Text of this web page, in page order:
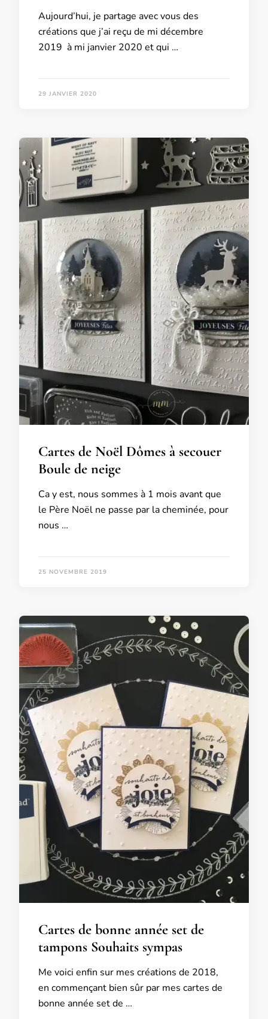
Aujourd’hui, je partage avec vous des
créations que j’ai reçu de mi décembre
2019 à mi janvier 2020 et qui …
29 JANVIER 2020
Cartes de Noël Dômes à secouer
Boule de neige
Ca y est, nous sommes à 1 mois avant que
le Père Noël ne passe par la cheminée, pour
nous …
25 NOVEMBRE 2019
Cartes de bonne année set de
tampons Souhaits sympas
Me voici enfin sur mes créations de 2018,
en commençant bien sûr par mes cartes de
bonne année set de …